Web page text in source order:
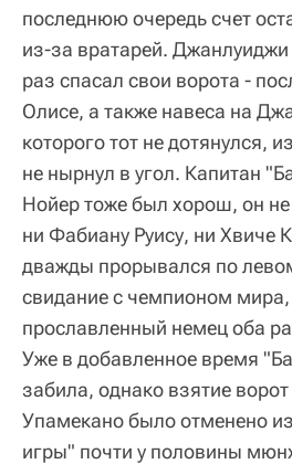
последнюю очередь счет
из-за вратарей.
раз спасал свои ворота -
Олисе, а также навеса на
которого тот не дотянулся,
не нырнул в угол. Капитан
Нойер тоже был хорош, он
ни Фабиану Руису, ни Хвиче
дважды прорывался по
свидание с чемпионом
прославленный немец оба
Уже в добавленное время
забила, однако взятие
Упамекано было отменено
игры" почти у половины